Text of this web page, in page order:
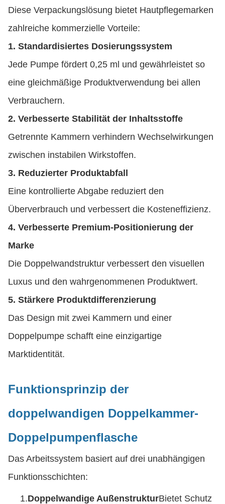
Diese Verpackungslösung bietet Hautpflegemarken
zahlreiche kommerzielle Vorteile:
1. Standardisiertes Dosierungssystem
Jede Pumpe fördert 0,25 ml und gewährleistet so
eine gleichmäßige Produktverwendung bei allen
Verbrauchern.
2. Verbesserte Stabilität der Inhaltsstoffe
Getrennte Kammern verhindern Wechselwirkungen
zwischen instabilen Wirkstoffen.
3. Reduzierter Produktabfall
Eine kontrollierte Abgabe reduziert den
Überverbrauch und verbessert die Kosteneffizienz.
4. Verbesserte Premium-Positionierung der
Marke
Die Doppelwandstruktur verbessert den visuellen
Luxus und den wahrgenommenen Produktwert.
5. Stärkere Produktdifferenzierung
Das Design mit zwei Kammern und einer
Doppelpumpe schafft eine einzigartige
Marktidentität.
Funktionsprinzip der
doppelwandigen Doppelkammer-
Doppelpumpenflasche
Das Arbeitssystem basiert auf drei unabhängigen
Funktionsschichten:
1.Doppelwandige AußenstrukturBietet Schutz